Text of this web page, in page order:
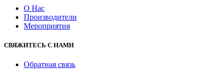
О Нас
Производители
Мероприятия
СВЯЖИТЕСЬ С НАМИ
Обратная связь